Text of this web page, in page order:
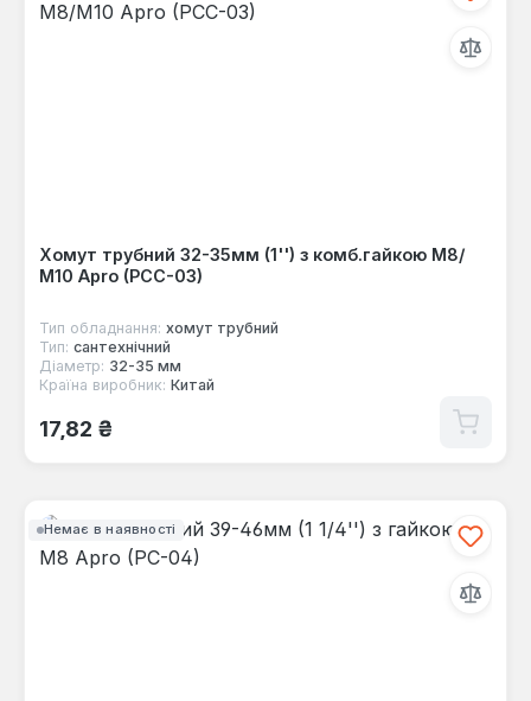
Хомут трубний 32-35мм (1'') з комб.гайкою М8/
М10 Apro (PCC-03)
Тип обладнання: хомут трубний
Тип: сантехнічний
Діаметр: 32-35 мм
Країна виробник: Китай
Звичайна ціна:
17,82 ₴
Немає в наявності